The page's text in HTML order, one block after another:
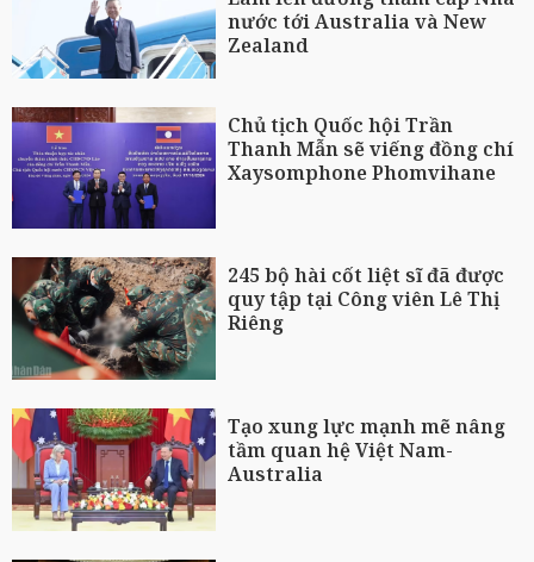
nước tới Australia và New
Zealand
Chủ tịch Quốc hội Trần
Thanh Mẫn sẽ viếng đồng chí
Xaysomphone Phomvihane
245 bộ hài cốt liệt sĩ đã được
quy tập tại Công viên Lê Thị
Riêng
Tạo xung lực mạnh mẽ nâng
tầm quan hệ Việt Nam-
Australia